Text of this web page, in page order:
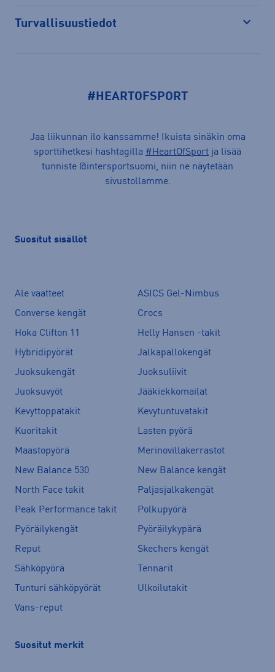
Turvallisuustiedot
#HEARTOFSPORT
Jaa liikunnan ilo kanssamme! Ikuista sinäkin oma
sporttihetkesi hashtagilla #HeartOfSport ja lisää
tunniste @intersportsuomi, niin ne näytetään
sivustollamme.
Suositut sisällöt
Ale vaatteet
ASICS Gel-Nimbus
Converse kengät
Crocs
Hoka Clifton 11
Helly Hansen -takit
Hybridipyörät
Jalkapallokengät
Juoksukengät
Juoksuliivit
Juoksuvyöt
Jääkiekkomailat
Kevyttoppatakit
Kevytuntuvatakit
Kuoritakit
Lasten pyörä
Maastopyörä
Merinovillakerrastot
New Balance 530
New Balance kengät
North Face takit
Paljasjalkakengät
Peak Performance takit
Polkupyörä
Pyöräilykengät
Pyöräilykypärä
Reput
Skechers kengät
Sähköpyörä
Tennarit
Tunturi sähköpyörät
Ulkoilutakit
Vans-reput
Suositut merkit